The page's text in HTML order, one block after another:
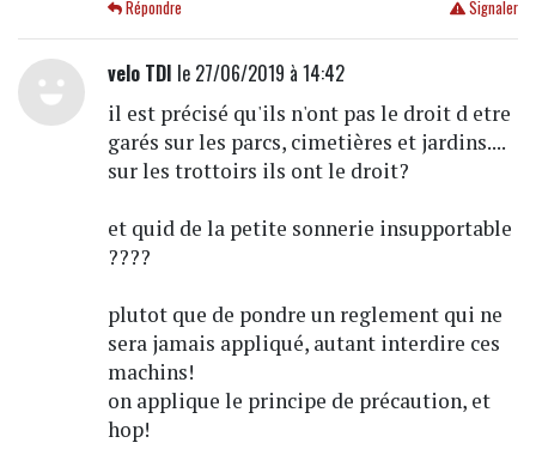
Signaler
Répondre
velo TDI le 27/06/2019 à 14:42
il est précisé qu'ils n'ont pas le droit d etre
garés sur les parcs, cimetières et jardins....
sur les trottoirs ils ont le droit?
et quid de la petite sonnerie insupportable
????
plutot que de pondre un reglement qui ne
sera jamais appliqué, autant interdire ces
machins!
on applique le principe de précaution, et
hop!